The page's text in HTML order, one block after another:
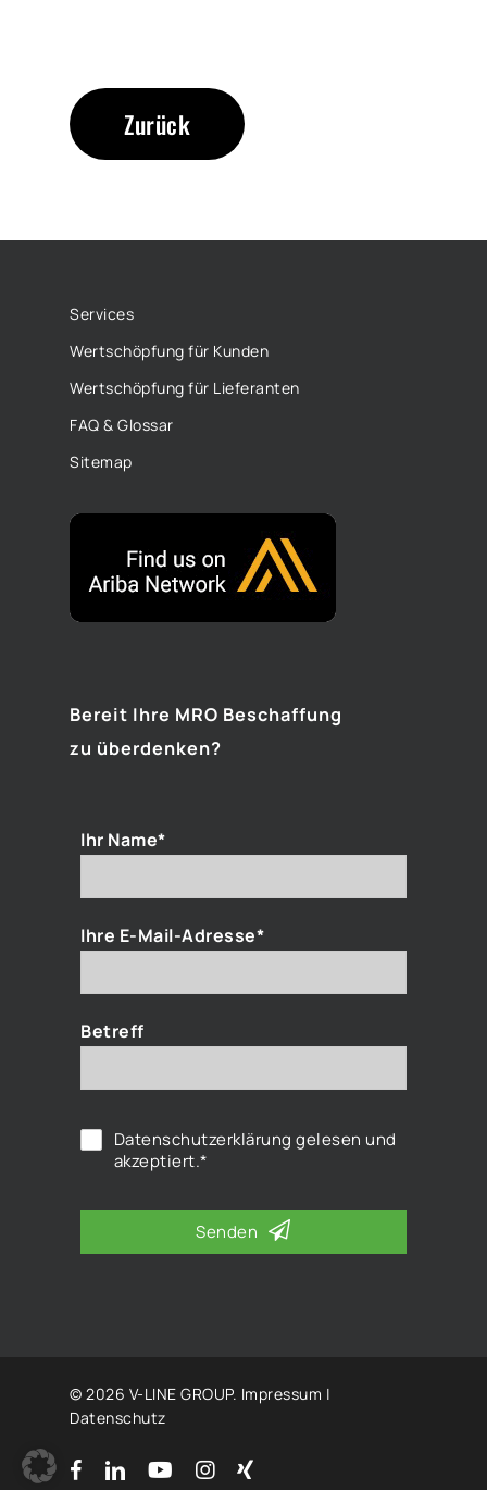
Zurück
Services
Wertschöpfung für Kunden
Wertschöpfung für Lieferanten
FAQ & Glossar
Sitemap
Bereit Ihre MRO Beschaffung
zu überdenken?
Ihr Name*
Ihre E-Mail-Adresse*
Betreff
Datenschutzerklärung gelesen und
akzeptiert.*
Senden
© 2026 V-LINE GROUP. Impressum |
Datenschutz
facebooklinkedinyoutubeinstagram
xing